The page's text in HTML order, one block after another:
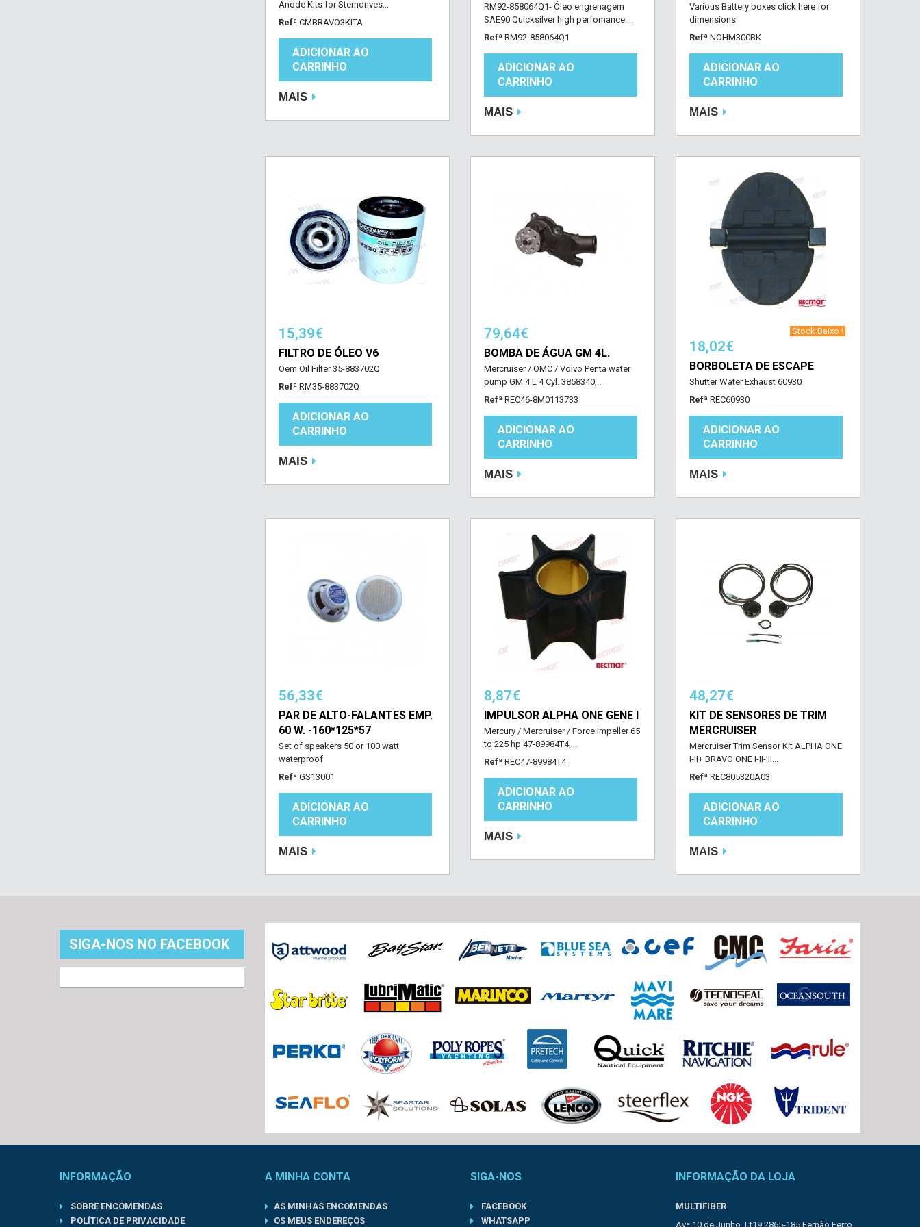
Anode Kits for Sterndrives...
Refª CMBRAVO3KITA
ADICIONAR AO
CARRINHO
MAIS
RM92-858064Q1- Óleo engrenagem
SAE90 Quicksilver high perfomance....
Refª RM92-858064Q1
ADICIONAR AO
CARRINHO
MAIS
Various Battery boxes click here for
dimensions
Refª NOHM300BK
ADICIONAR AO
CARRINHO
MAIS
15,39€
FILTRO DE ÓLEO V6
Oem Oil Filter 35-883702Q
Refª RM35-883702Q
ADICIONAR AO
CARRINHO
MAIS
79,64€
BOMBA DE ÁGUA GM 4L.
Mercruiser / OMC / Volvo Penta water
pump GM 4 L 4 Cyl. 3858340,...
Refª REC46-8M0113733
ADICIONAR AO
CARRINHO
MAIS
‎ Stock Baixo !‎ ‎
18,02€
BORBOLETA DE ESCAPE
Shutter Water Exhaust 60930
Refª REC60930
ADICIONAR AO
CARRINHO
MAIS
56,33€
PAR DE ALTO-FALANTES EMP.
60 W. -160*125*57
Set of speakers 50 or 100 watt
waterproof
Refª GS13001
ADICIONAR AO
CARRINHO
MAIS
8,87€
IMPULSOR ALPHA ONE GENE I
Mercury / Mercruiser / Force Impeller 65
to 225 hp 47-89984T4,...
Refª REC47-89984T4
ADICIONAR AO
CARRINHO
MAIS
48,27€
KIT DE SENSORES DE TRIM
MERCRUISER
Mercruiser Trim Sensor Kit ALPHA ONE
I-II+ BRAVO ONE I-II-III...
Refª REC805320A03
ADICIONAR AO
CARRINHO
MAIS
SIGA-NOS NO FACEBOOK
INFORMAÇÃO
SOBRE ENCOMENDAS
POLÍTICA DE PRIVACIDADE
A MINHA CONTA
AS MINHAS ENCOMENDAS
OS MEUS ENDEREÇOS
SIGA-NOS
FACEBOOK
WHATSAPP
INFORMAÇÃO DA LOJA
MULTIFIBER
Avª 10 de Junho, Lt19 2865-185 Fernão Ferro